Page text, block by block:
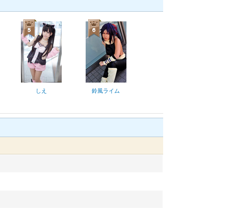
しえ 鈴風ライム